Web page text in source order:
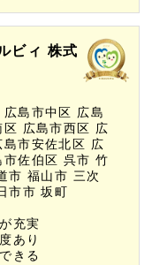
ビィ 株式
広島市中区 広島
区 広島市西区 広
島市安佐北区 広
市佐伯区 呉市竹
市福山市 三次
市市坂町
充実
あり
きる